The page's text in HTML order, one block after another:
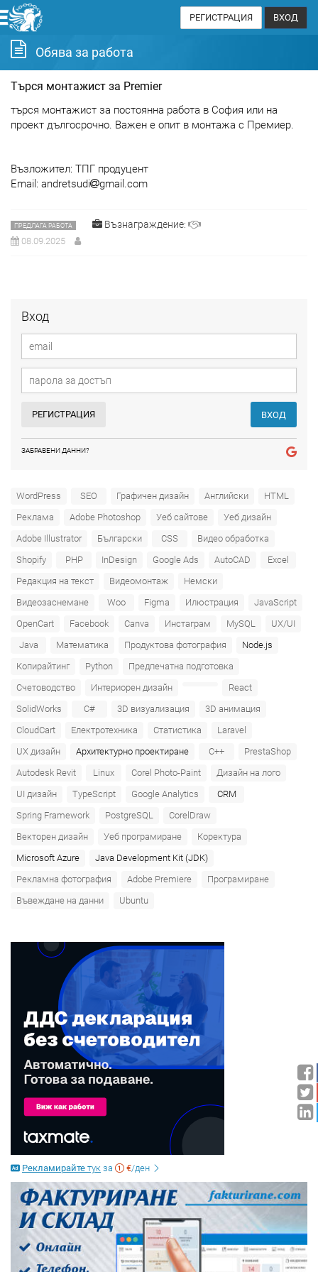
РЕГИСТРАЦИЯ ВХОД
Вход
РЕГИСТРАЦИЯ ВХОД
ЗАБРАВЕНИ ДАННИ?
WordPress SEO Графичен дизайн Английски
HTML
Реклама
Adobe Photoshop Уеб сайтове
Уеб дизайн
Adobe Illustrator
Български CSS
Видео обработка
Shopify
PHP InDesign Google Ads AutoCAD
Excel
Редакция на текст
Видеомонтаж
Немски
Видеозаснемане
Woo Figma Илюстрация
JavaScript
OpenCart
Facebook Canva Инстаграм MySQL
UX/UI
Java
Математика Продуктова фотография
Node.js
Копирайтинг
Python
Предпечатна подготовка
Счетоводство
Интериорен дизайн
React
SolidWorks
C# 3D визуализация
3D анимация
CloudCart
Електротехника Статистика
Laravel
UX дизайн
Архитектурно проектиране C++
PrestaShop
Autodesk Revit
Linux Corel Photo-Paint
Дизайн на лого
UI дизайн
TypeScript Google Analytics
CRM
Spring Framework
PostgreSQL
CorelDraw
Векторен дизайн
Уеб програмиране
Коректура
Microsoft Azure‎
Java Development Kit (JDK)
Рекламна фотография
Adobe Premiere
Програмиране
Въвеждане на данни
Ubuntu
Рекламирайте тук за €/ден
Обява за работа
Търся монтажист за Premier
търся монтажист за постоянна работа в София или на
проект дългосрочно. Важен е опит в монтажа с Премиер.
Възложител: ТПГ продуцент
Email: andretsudi
gmail.com
ПРЕДЛАГА РАБОТА Възнаграждение:
08.09.2025